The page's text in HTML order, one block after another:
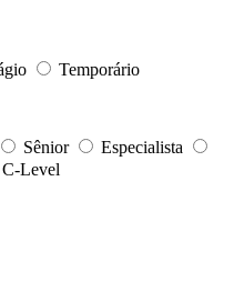
Temporário
Sênior
Especialista
Level